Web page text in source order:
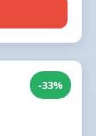
-33%